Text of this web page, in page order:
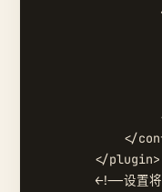
</
        </plugin>
<!--设置